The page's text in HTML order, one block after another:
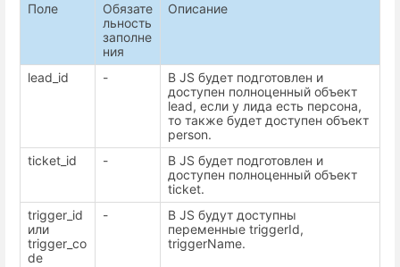
Поле
Обязате
льность
заполне
ния
Описание
lead_id -
В JS будет подготовлен и
доступен полноценный объект
lead, если у лида есть персона,
то также будет доступен объект
person.
ticket_id
-
В JS будет подготовлен и
доступен полноценный объект
ticket.
trigger_id
или
trigger_co
de
-
В JS будут доступны
переменные triggerId,
triggerName.